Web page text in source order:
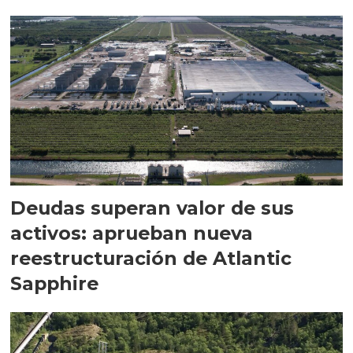
Deudas superan valor de sus
activos: aprueban nueva
reestructuración de Atlantic
Sapphire